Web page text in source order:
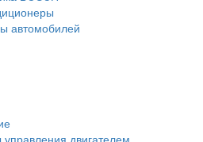
автомобилей
двигателем